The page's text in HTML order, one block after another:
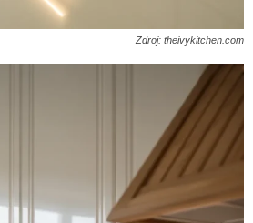
Zdroj: theivykitchen.com